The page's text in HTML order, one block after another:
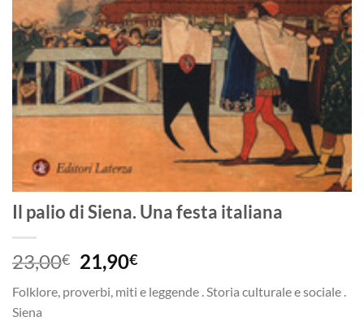
Il palio di Siena. Una festa italiana
23,00€ Il
prezzo
originale
21,90€Il
attuale
Folklore, proverbi, miti e leggende . Storia culturale e sociale .
Siena